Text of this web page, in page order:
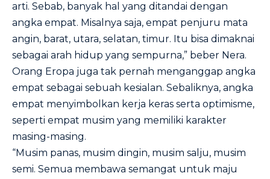
arti. Sebab, banyak hal yang ditandai dengan
angka empat. Misalnya saja, empat penjuru mata
angin, barat, utara, selatan, timur. Itu bisa dimaknai
sebagai arah hidup yang sempurna,” beber Nera.
Orang Eropa juga tak pernah menganggap angka
empat sebagai sebuah kesialan. Sebaliknya, angka
empat menyimbolkan kerja keras serta optimisme,
seperti empat musim yang memiliki karakter
masing-masing.
“Musim panas, musim dingin, musim salju, musim
semi. Semua membawa semangat untuk maju